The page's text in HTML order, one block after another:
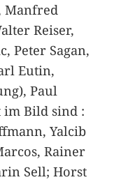
Manfred
Reiser,
Peter Sagan,
Eutin,
Paul
im Bild sind :
Yalcib
Rainer
Sell; Horst